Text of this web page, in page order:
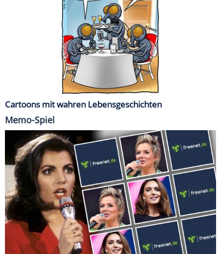
Cartoons mit wahren Lebensgeschichten
Memo-Spiel